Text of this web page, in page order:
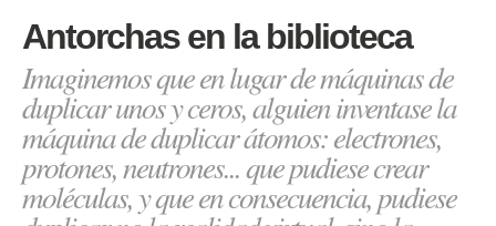
Antorchas en la biblioteca
Imaginemos que en lugar de máquinas de
duplicar unos y ceros, alguien inventase la
máquina de duplicar átomos: electrones,
protones, neutrones... que pudiese crear
moléculas, y que en consecuencia, pudiese